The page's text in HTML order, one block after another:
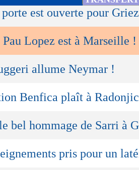
fois- Damien Da
est ouverte pour
Pau Lopez est à Marseille !
allume Neymar !
Benfica plaît à Radonjic
bel hommage de Sarri à
pris pour un